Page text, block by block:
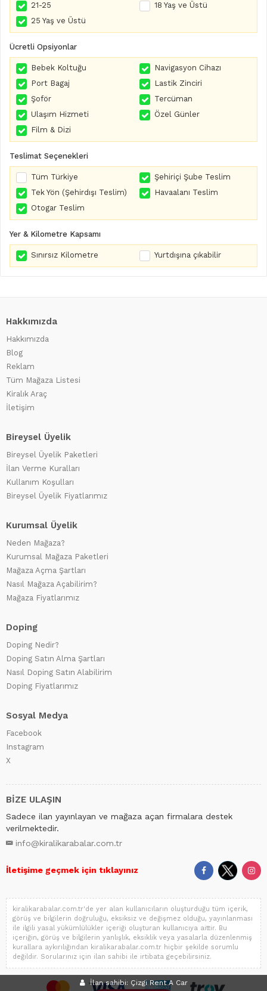
İlan sahibi: Çizgi Rent A Car
21-25
18 Yaş ve Üstü
25 Yaş ve Üstü
Ücretli Opsiyonlar
Bebek Koltuğu
Navigasyon Cihazı
Port Bagaj
Lastik Zinciri
Şoför
Tercüman
Ulaşım Hizmeti
Özel Günler
Film & Dizi
Teslimat Seçenekleri
Tüm Türkiye
Şehiriçi Şube Teslim
Tek Yön (Şehirdışı Teslim)
Havaalanı Teslim
Otogar Teslim
Yer & Kilometre Kapsamı
Sınırsız Kilometre Yurtdışına çıkabilir
Hakkımızda
Hakkımızda
Blog
Reklam
Tüm Mağaza Listesi
Kiralık Araç
İletişim
Bireysel Üyelik
Bireysel Üyelik Paketleri
İlan Verme Kuralları
Kullanım Koşulları
Bireysel Üyelik Fiyatlarımız
Kurumsal Üyelik
Neden Mağaza?
Kurumsal Mağaza Paketleri
Mağaza Açma Şartları
Nasıl Mağaza Açabilirim?
Mağaza Fiyatlarımız
Doping
Doping Nedir?
Doping Satın Alma Şartları
Nasıl Doping Satın Alabilirim
Doping Fiyatlarımız
Sosyal Medya
Facebook
Instagram
X
BİZE ULAŞIN
Sadece ilan yayınlayan ve mağaza açan firmalara destek
verilmektedir.
info@kiralikarabalar.com.tr
İletişime geçmek için tıklayınız
kiralikarabalar.com.tr'de yer alan kullanıcıların oluşturduğu tüm içerik,
görüş ve bilgilerin doğruluğu, eksiksiz ve değişmez olduğu, yayınlanması
ile ilgili yasal yükümlülükler içeriği oluşturan kullanıcıya aittir. Bu
içeriğin, görüş ve bilgilerin yanlışlık, eksiklik veya yasalarla düzenlenmiş
kurallara aykırılığından kiralikarabalar.com.tr hiçbir şekilde sorumlu
değildir. Sorularınız için ilan sahibi ile irtibata geçebilirsiniz.